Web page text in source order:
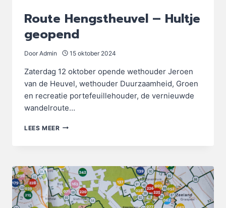
Route Hengstheuvel – Hultje
geopend
Door Admin 15 oktober 2024
Zaterdag 12 oktober opende wethouder Jeroen
van de Heuvel, wethouder Duurzaamheid, Groen
en recreatie portefeuillehouder, de vernieuwde
wandelroute…
LEES MEERROUTE